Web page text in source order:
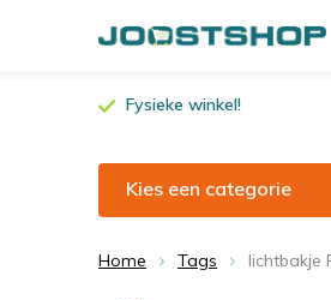
Fysieke winkel!
Kies een categorie
Home Tags lichtbakje